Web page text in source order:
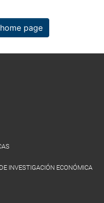
page
INVESTIGACIÓN ECONÓMICA